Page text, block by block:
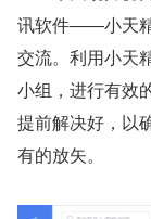
讯软件——小天精
交流。利用小天
小组，进行有效
提前解决好，以
有的放矢。